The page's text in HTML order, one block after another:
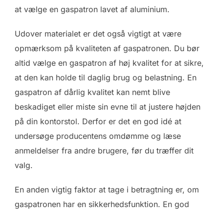
at vælge en gaspatron lavet af aluminium.
Udover materialet er det også vigtigt at være
opmærksom på kvaliteten af gaspatronen. Du bør
altid vælge en gaspatron af høj kvalitet for at sikre,
at den kan holde til daglig brug og belastning. En
gaspatron af dårlig kvalitet kan nemt blive
beskadiget eller miste sin evne til at justere højden
på din kontorstol. Derfor er det en god idé at
undersøge producentens omdømme og læse
anmeldelser fra andre brugere, før du træffer dit
valg.
En anden vigtig faktor at tage i betragtning er, om
gaspatronen har en sikkerhedsfunktion. En god